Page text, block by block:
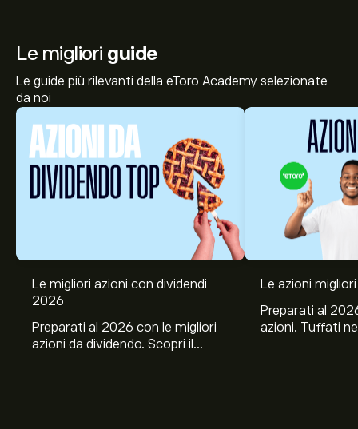
Le migliori guide
Le guide più rilevanti della eToro Academy selezionate
da noi
Le migliori azioni con dividendi
2026
Preparati al 2026 con le migliori
azioni da dividendo. Scopri il
Le azioni
Preparati al
azioni. Tuffati